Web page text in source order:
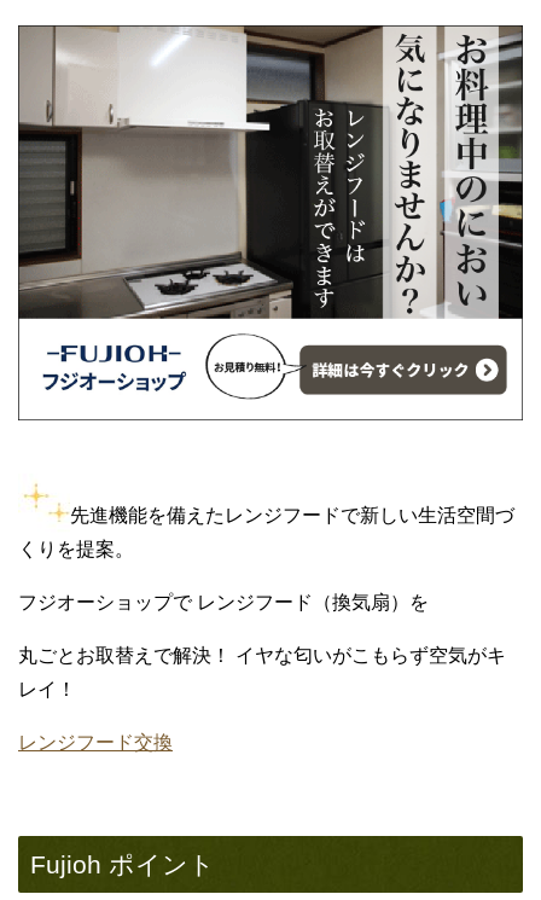
先進機能を備えたレンジフードで新しい生活空間づ
くりを提案。
フジオーショップで レンジフード（換気扇）を
丸ごとお取替えで解決！ イヤな匂いがこもらず空気がキ
レイ！
レンジフード交換
Fujioh ポイント